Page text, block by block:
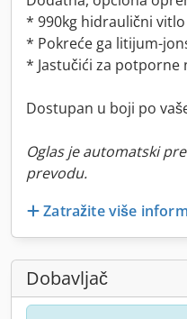
* 990kg hidraulični vitlo
* Pokreće ga litijum-
* Jastučići za potporne
Dostupan u boji po
Oglas je automatski
prevodu.
Zatražite više
Dobavljač